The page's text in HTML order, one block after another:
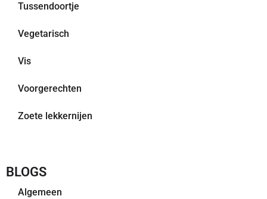
Tussendoortje
Vegetarisch
Vis
Voorgerechten
Zoete lekkernijen
BLOGS
Algemeen